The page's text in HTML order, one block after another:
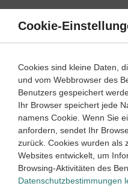
Direkt
Inhalt
Klassenarbeiten und
Physik
Wärmelehre
Elektrizität
Cookie-
Cookies sind kleine Daten,
und vom Webbrowser des
Benutzers gespeichert
Ihr Browser speichert jede
namens Cookie. Wenn Sie
anfordern, sendet Ihr
zurück. Cookies wurden als
Websites entwickelt, um
Browsing-Aktivitäten des
Datenschutzbestimmungen